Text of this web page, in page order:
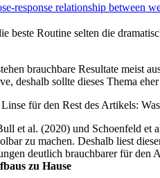
response relationship between
beste Routine selten die
brauchbare Resultate meist
deshalb sollte dieses Thema
für den Rest des Artikels:
et al. (2020) und Schoenfeld et
zu machen. Deshalb liest
deutlich brauchbarer für den
zu Hause